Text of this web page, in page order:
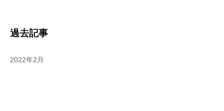
過去記事
2022年2月